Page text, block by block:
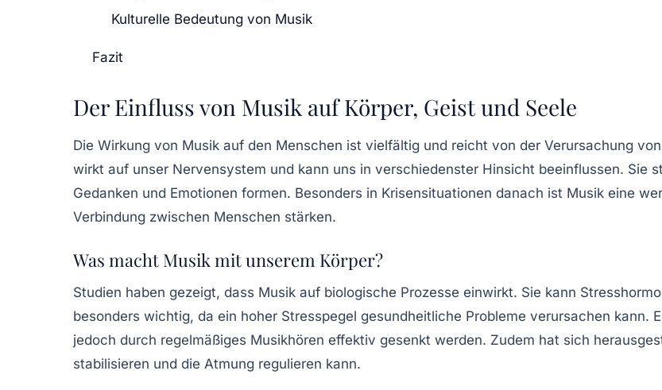
Kulturelle Bedeutung von Musik
Fazit
Der Einfluss von Musik auf Körper, Geist und Seele
Die Wirkung von Musik auf den Menschen ist vielfältig und reicht von der Verursachung
wirkt auf unser Nervensystem und kann uns in verschiedenster Hinsicht beeinflussen. Sie
Gedanken und Emotionen formen. Besonders in Krisensituationen danach ist Musik eine
Verbindung zwischen Menschen stärken.
Was macht Musik mit unserem Körper?
Studien haben gezeigt, dass Musik auf biologische Prozesse einwirkt. Sie kann
besonders wichtig, da ein hoher Stresspegel gesundheitliche Probleme verursachen kann.
jedoch durch regelmäßiges Musikhören effektiv gesenkt werden. Zudem hat sich
stabilisieren und die Atmung regulieren kann.